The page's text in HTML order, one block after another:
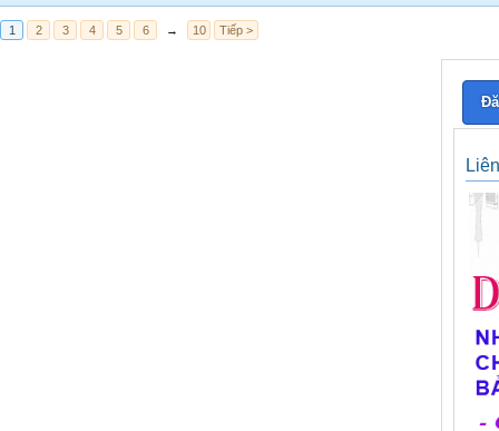
1 2 3 4 5 6 → 10 Tiếp >